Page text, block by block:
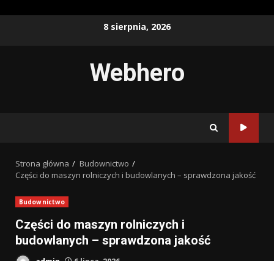
8 sierpnia, 2026
Webhero
Strona główna
Budownictwo
Części do maszyn rolniczych i budowlanych – sprawdzona jakość
Budownictwo
Części do maszyn rolniczych i
budowlanych – sprawdzona jakość